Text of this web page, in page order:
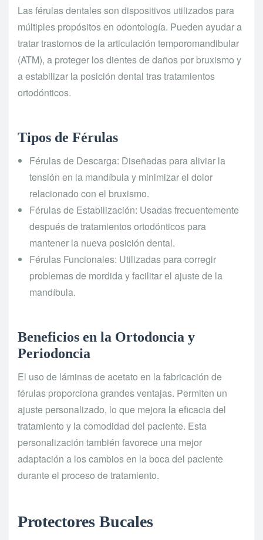
Las férulas dentales son dispositivos utilizados para
múltiples propósitos en odontología. Pueden ayudar a
tratar trastornos de la articulación temporomandibular
(ATM), a proteger los dientes de daños por bruxismo y
a estabilizar la posición dental tras tratamientos
ortodónticos.
Tipos de Férulas
Férulas de Descarga: Diseñadas para aliviar la
tensión en la mandíbula y minimizar el dolor
relacionado con el bruxismo.
Férulas de Estabilización: Usadas frecuentemente
después de tratamientos ortodónticos para
mantener la nueva posición dental.
Férulas Funcionales: Utilizadas para corregir
problemas de mordida y facilitar el ajuste de la
mandíbula.
Beneficios en la Ortodoncia y
Periodoncia
El uso de láminas de acetato en la fabricación de
férulas proporciona grandes ventajas. Permiten un
ajuste personalizado, lo que mejora la eficacia del
tratamiento y la comodidad del paciente. Esta
personalización también favorece una mejor
adaptación a los cambios en la boca del paciente
durante el proceso de tratamiento.
Protectores Bucales